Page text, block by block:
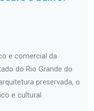
e comercial da
do Rio Grande do
preservada, o
e cultural.